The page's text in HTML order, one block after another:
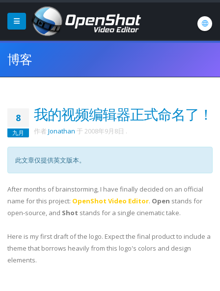
博客
8
九月
我的视频编辑器正式命名了！
作者 Jonathan 于 2008年9月8日 .
此文章仅提供英文版本。
After months of brainstorming, I have finally decided on an official
name for this project: OpenShot Video Editor. Open stands for
open-source, and Shot stands for a single cinematic take.
Here is my first draft of the logo. Expect the final product to include a
theme that borrows heavily from this logo's colors and design
elements.